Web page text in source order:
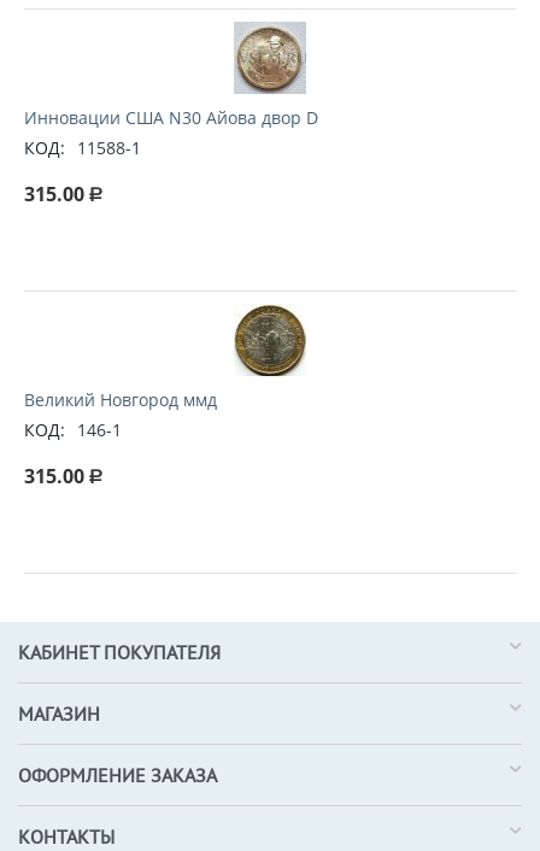
Инновации США N30 Айова двор D
КОД:
11588-1
315.00 Р
Великий Новгород ммд
КОД:
146-1
315.00 Р
КАБИНЕТ ПОКУПАТЕЛЯ
МАГАЗИН
ОФОРМЛЕНИЕ ЗАКАЗА
КОНТАКТЫ